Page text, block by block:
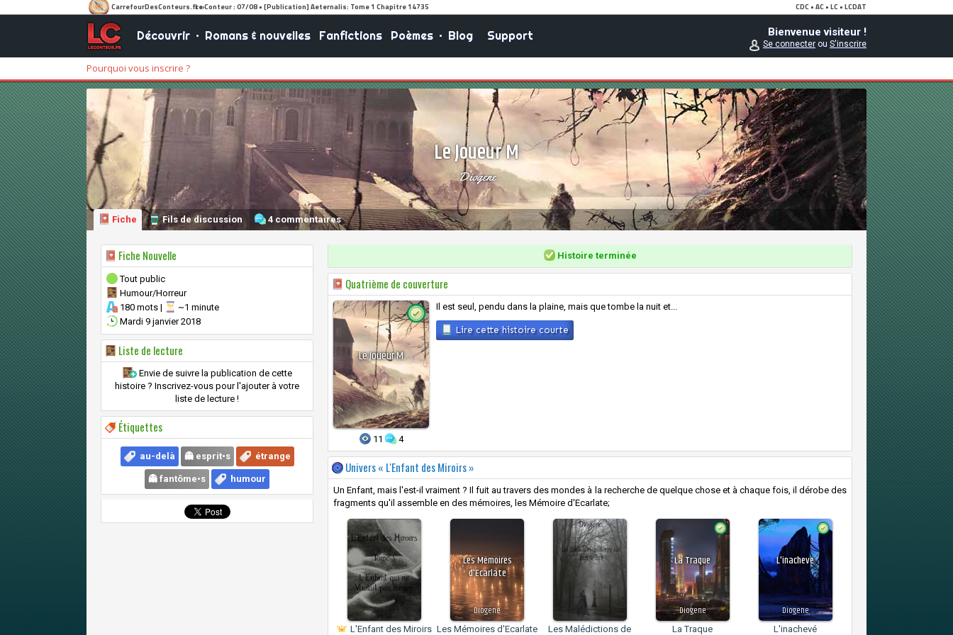
Découvrir• Romans & nouvelles Fanfictions Poèmes• Blog Support Bienvenue visiteur !
Se connecterou S'inscrire
Pourquoi vous inscrire ?
Le Joueur M
Diogene
Fiche Fils de discussion 4 commentaires
Fiche Nouvelle
Tout public
Humour/Horreur
180 mots |
~1 minute
Mardi 9 janvier 2018
Liste de lecture
Envie de suivre la publication de cette
histoire ? Inscrivez-vous pour l'ajouter à votre
liste de lecture !
Étiquettes
au-delà 👻 esprit•s étrange
👻 fantôme•s humour
Histoire terminée
Quatrième de couverture
Le Joueur M
11 4
Il est seul, pendu dans la plaine, mais que tombe la nuit et...
Lire cette histoire courte
Univers « L'Enfant des Miroirs »
Un Enfant, mais l'est-il vraiment ? Il fuit au travers des mondes à la recherche de quelque chose et à chaque fois, il dérobe des
fragments qu'il assemble en des mémoires, les Mémoire d'Ecarlate;
L'Enfant des Miroirs
Les Mémoires
d'Ecarlate
Diogene
Les Mémoires d'Ecarlate
Les Malédictions de
La Traque
Diogene
La Traque
L'inachevé
Diogene
L'inachevé